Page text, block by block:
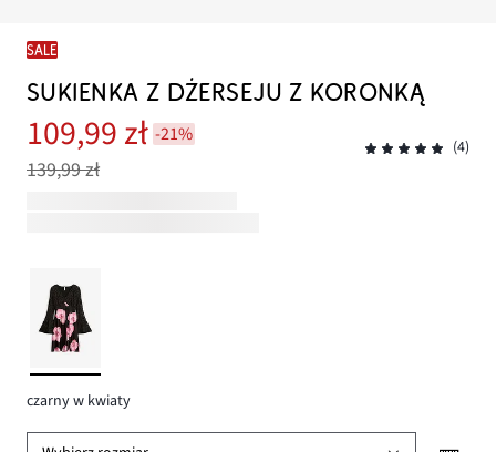
SALE
SUKIENKA Z DŻERSEJU Z KORONKĄ
109,99 zł -21%
139,99 zł
(4)
czarny w kwiaty